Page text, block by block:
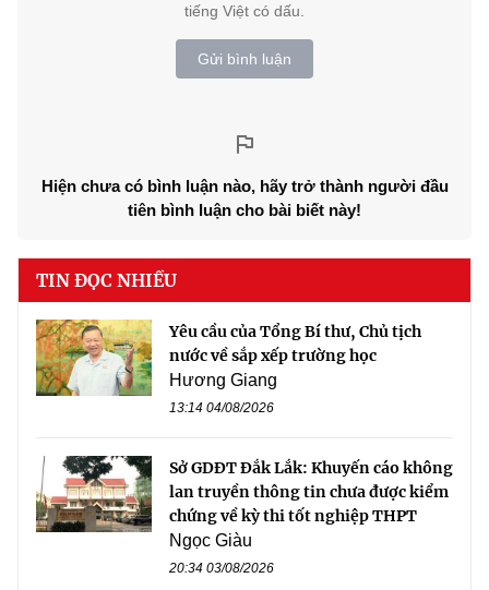
tiếng Việt có dấu.
Gửi bình luận
Hiện chưa có bình luận nào, hãy trở thành người đầu
tiên bình luận cho bài biết này!
TIN ĐỌC NHIỀU
Yêu cầu của Tổng Bí thư, Chủ tịch
nước về sắp xếp trường học
Hương Giang
13:14 04/08/2026
Sở GDĐT Đắk Lắk: Khuyến cáo không
lan truyền thông tin chưa được kiểm
chứng về kỳ thi tốt nghiệp THPT
Ngọc Giàu
20:34 03/08/2026